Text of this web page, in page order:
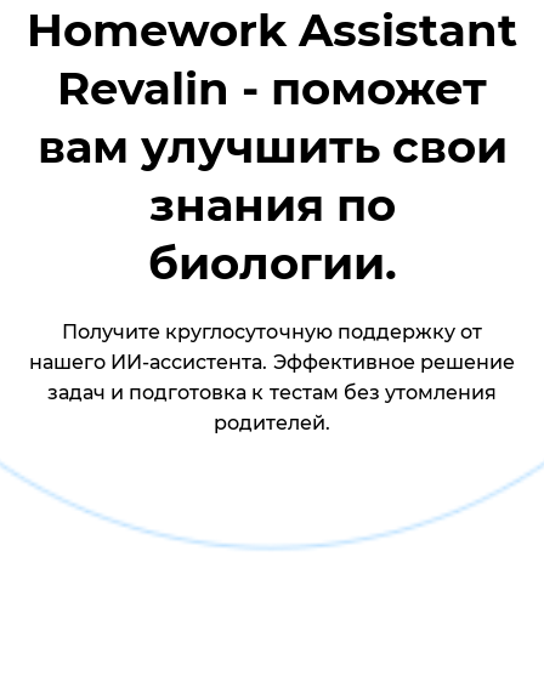
Homework Assistant
Revalin - поможет
вам улучшить свои
знания по
биологии.
Получите круглосуточную поддержку от
нашего ИИ-ассистента. Эффективное решение
задач и подготовка к тестам без утомления
родителей.